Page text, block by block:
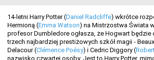
14-letni Harry Potter (Daniel Radcliffe) wkrótce
Hermioną (Emma Watson) na Mistrzostwa Świata
profesor Dumbledore ogłasza, że Hogwart
trzech najbardziej prestiżowych szkół magii -
Delacour (Clémence Poésy) i Cedric Diggory (
nazwisko czwartej osoby. Jest to Harry Potter,